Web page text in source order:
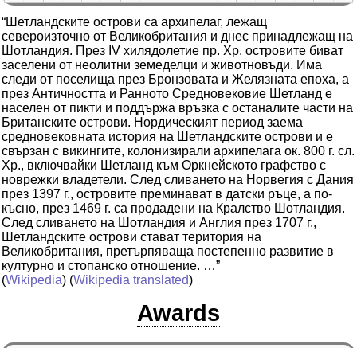
“Шетландските острови са архипелаг, лежащ
североизточно от Великобритания и днес принадлежащ на
Шотландия. През IV хилядолетие пр. Хр. островите биват
заселени от неолитни земеделци и животновъди. Има
следи от поселища през Бронзовата и Желязната епоха, а
през Античността и Ранното Средновековие Шетланд е
населен от пикти и поддържа връзка с останалите части на
Британските острови. Нордическият период заема
средновековната история на Шетландските острови и е
свързан с викингите, колонизирали архипелага ок. 800 г. сл.
Хр., включвайки Шетланд към Оркнейското графство с
новрежки владетели. След сливането на Норвегия с Дания
през 1397 г., островите преминават в датски ръце, а по-
късно, през 1469 г. са продадени на Кралство Шотландия.
След сливането на Шотландия и Англия през 1707 г.,
Шетландските острови стават територия на
Великобритания, претърпяваща постепенно развитие в
културно и стопанско отношение. …”
(Wikipedia) (Wikipedia translated)
Awards